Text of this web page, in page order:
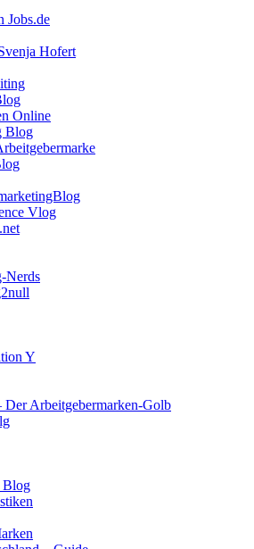
Jobs.de
Hofert
Online
Blog
Vlog
Nerds
Y
Arbeitgebermarken-Golb
Blog